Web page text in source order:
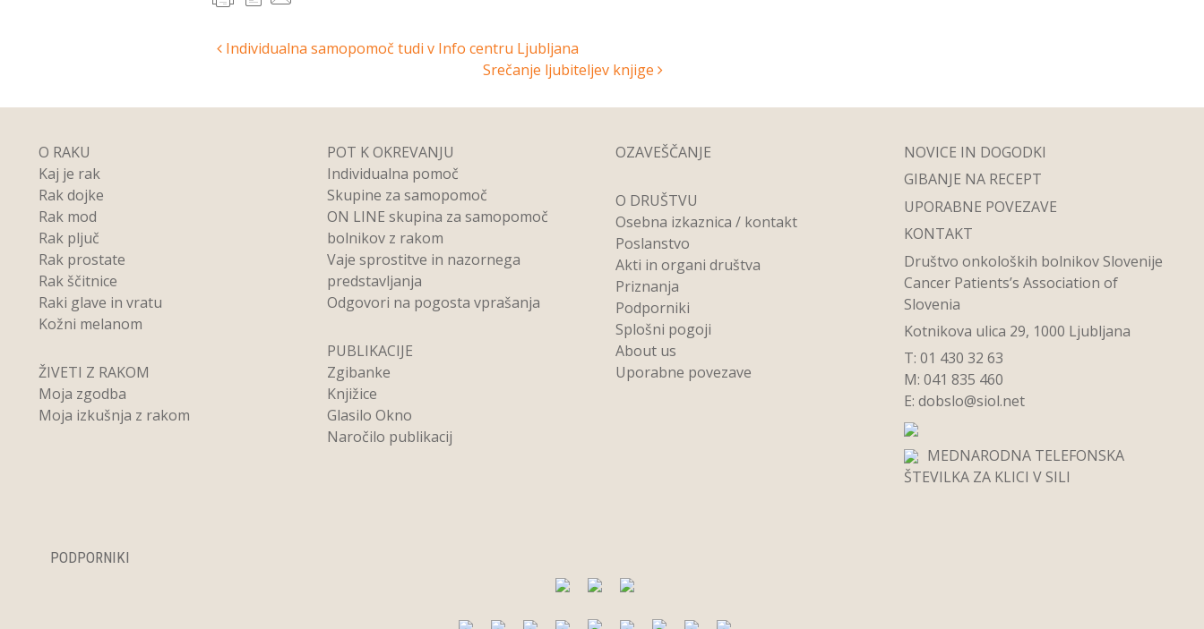
Post
Individualna samopomoč tudi v Info centru Ljubljana
Srečanje ljubiteljev knjige
O RAKU
Kaj je rak
Rak dojke
Rak mod
Rak pljuč
Rak prostate
Rak ščitnice
Raki glave in vratu
Kožni melanom
ŽIVETI Z RAKOM
Moja zgodba
Moja izkušnja z rakom
POT K OKREVANJU
Individualna pomoč
Skupine za samopomoč
ON LINE skupina za samopomoč
bolnikov z rakom
Vaje sprostitve in nazornega
predstavljanja
Odgovori na pogosta vprašanja
PUBLIKACIJE
Zgibanke
Knjižice
Glasilo Okno
Naročilo publikacij
OZAVEŠČANJE
O DRUŠTVU
Osebna izkaznica / kontakt
Poslanstvo
Akti in organi društva
Priznanja
Podporniki
Splošni pogoji
About us
Uporabne povezave
NOVICE IN DOGODKI
GIBANJE NA RECEPT
UPORABNE POVEZAVE
KONTAKT
Društvo onkoloških bolnikov Slovenije
Cancer Patients’s Association of
Slovenia
Kotnikova ulica 29, 1000 Ljubljana
T: 01 430 32 63
M: 041 835 460
E: dobslo@siol.net
MEDNARODNA TELEFONSKA
ŠTEVILKA ZA KLICI V SILI
PODPORNIKI